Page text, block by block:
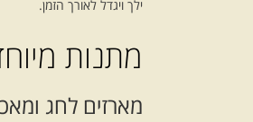
ילך ויגדל לאורך הזמן.
מתנות
מארזים לחג